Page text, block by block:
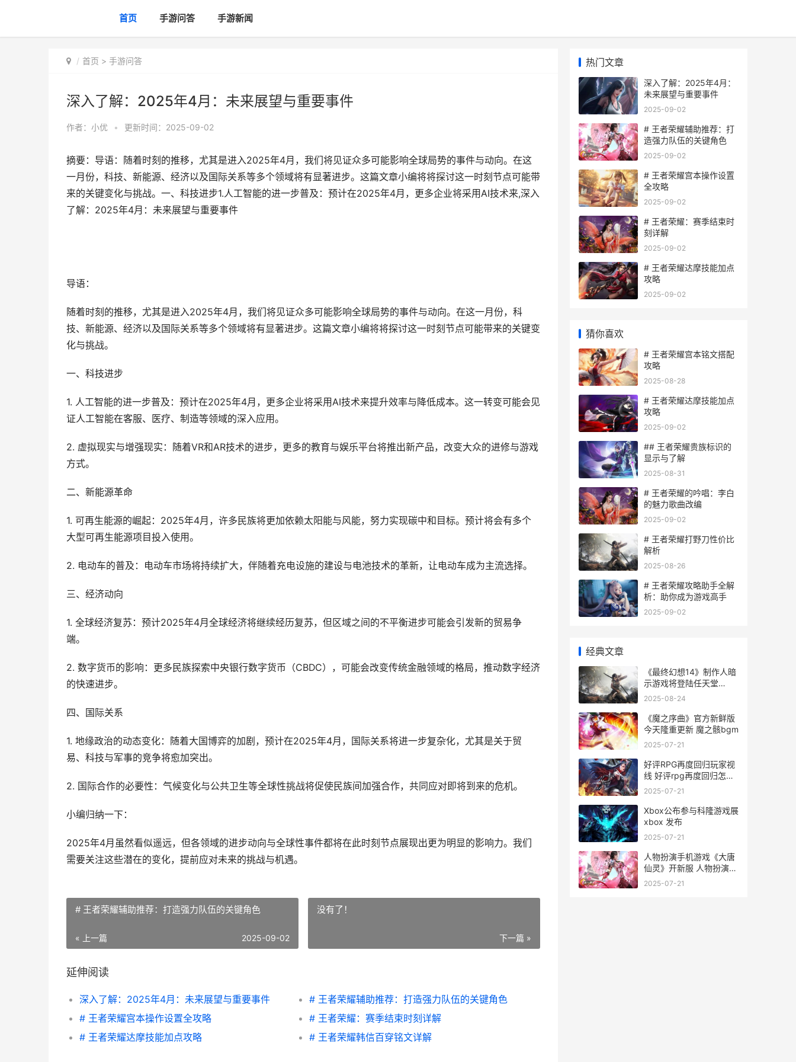
首页 手游问答 手游新闻
首页 > 手游问答
深入了解：2025年4月：未来展望与重要事件
作者： 小优 • 更新时间：2025-09-02
摘要：导语：随着时刻的推移，尤其是进入2025年4月，我们将见证众多可能影响全球局势的事件与动向。在这
一月份，科技、新能源、经济以及国际关系等多个领域将有显著进步。这篇文章小编将将探讨这一时刻节点可能带
来的关键变化与挑战。一、科技进步1.人工智能的进一步普及：预计在2025年4月，更多企业将采用AI技术来,深入
了解：2025年4月：未来展望与重要事件
导语：
随着时刻的推移，尤其是进入2025年4月，我们将见证众多可能影响全球局势的事件与动向。在这一月份，科
技、新能源、经济以及国际关系等多个领域将有显著进步。这篇文章小编将将探讨这一时刻节点可能带来的关键变
化与挑战。
一、科技进步
1. 人工智能的进一步普及：预计在2025年4月，更多企业将采用AI技术来提升效率与降低成本。这一转变可能会见
证人工智能在客服、医疗、制造等领域的深入应用。
2. 虚拟现实与增强现实：随着VR和AR技术的进步，更多的教育与娱乐平台将推出新产品，改变大众的进修与游戏
方式。
二、新能源革命
1. 可再生能源的崛起：2025年4月，许多民族将更加依赖太阳能与风能，努力实现碳中和目标。预计将会有多个
大型可再生能源项目投入使用。
2. 电动车的普及：电动车市场将持续扩大，伴随着充电设施的建设与电池技术的革新，让电动车成为主流选择。
三、经济动向
1. 全球经济复苏：预计2025年4月全球经济将继续经历复苏，但区域之间的不平衡进步可能会引发新的贸易争
端。
2. 数字货币的影响：更多民族探索中央银行数字货币（CBDC），可能会改变传统金融领域的格局，推动数字经济
的快速进步。
四、国际关系
1. 地缘政治的动态变化：随着大国博弈的加剧，预计在2025年4月，国际关系将进一步复杂化，尤其是关于贸
易、科技与军事的竞争将愈加突出。
2. 国际合作的必要性：气候变化与公共卫生等全球性挑战将促使民族间加强合作，共同应对即将到来的危机。
小编归纳一下：
2025年4月虽然看似遥远，但各领域的进步动向与全球性事件都将在此时刻节点展现出更为明显的影响力。我们
需要关注这些潜在的变化，提前应对未来的挑战与机遇。
# 王者荣耀辅助推荐：打造强力队伍的关键角色
« 上一篇 2025-09-02
没有了！
下一篇 »
延伸阅读
深入了解：2025年4月：未来展望与重要事件
# 王者荣耀辅助推荐：打造强力队伍的关键角色
# 王者荣耀宫本操作设置全攻略
# 王者荣耀：赛季结束时刻详解
# 王者荣耀达摩技能加点攻略
# 王者荣耀韩信百穿铭文详解
热门文章
深入了解：2025年4月：
未来展望与重要事件
2025-09-02
# 王者荣耀辅助推荐：打
造强力队伍的关键角色
2025-09-02
# 王者荣耀宫本操作设置
全攻略
2025-09-02
# 王者荣耀：赛季结束时
刻详解
2025-09-02
# 王者荣耀达摩技能加点
攻略
2025-09-02
猜你喜欢
# 王者荣耀宫本铭文搭配
攻略
2025-08-28
# 王者荣耀达摩技能加点
攻略
2025-09-02
## 王者荣耀贵族标识的
显示与了解
2025-08-31
# 王者荣耀的吟唱：李白
的魅力歌曲改编
2025-09-02
# 王者荣耀打野刀性价比
解析
2025-08-26
# 王者荣耀攻略助手全解
析：助你成为游戏高手
2025-09-02
经典文章
《最终幻想14》制作人暗
示游戏将登陆任天堂
Switch2 最终幻想14中文
2025-08-24
《魔之序曲》官方新鲜版
今天隆重更新 魔之骸bgm
2025-07-21
好评RPG再度回归玩家视
线 好评rpg再度回归怎么
玩
2025-07-21
Xbox公布参与科隆游戏展
xbox 发布
2025-07-21
人物扮演手机游戏《大唐
仙灵》开新服 人物扮演手
机游戏有哪些
2025-07-21